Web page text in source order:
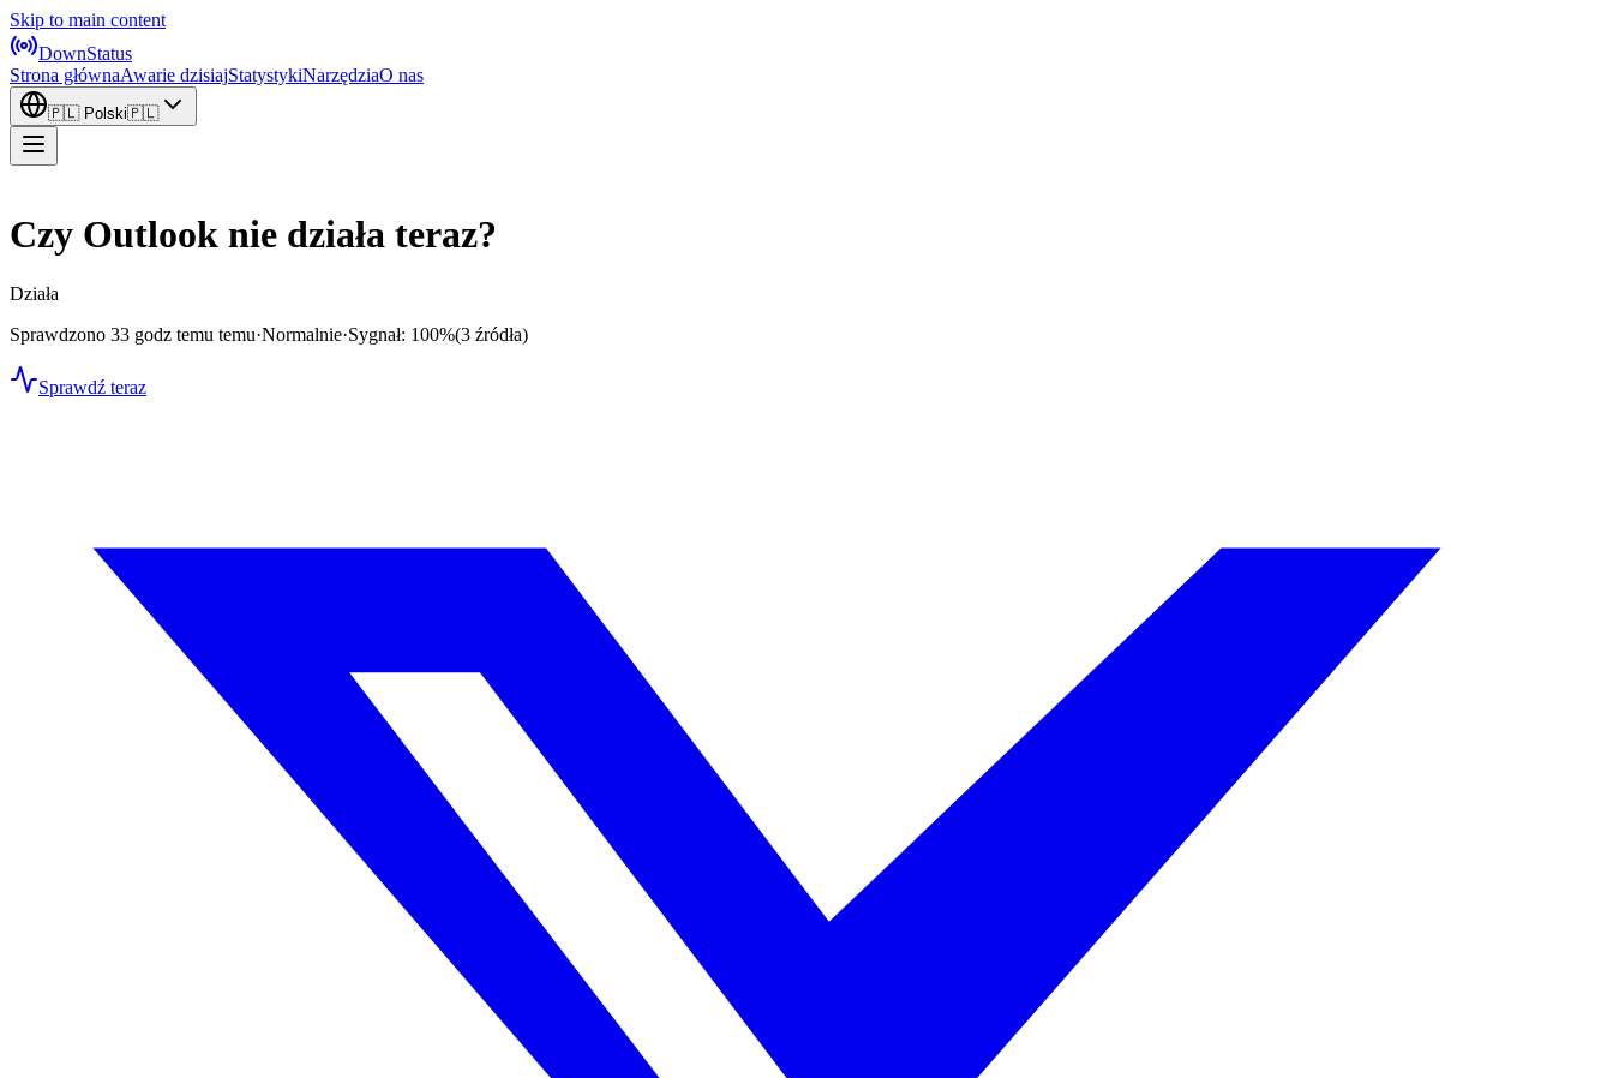
Skip to main content
DownStatus
Strona głównaAwarie dzisiajStatystykiNarzędziaO nas
🇵🇱 Polski🇵🇱
Czy Outlook nie działa teraz?
Działa
Sprawdzono 33 godz temu temu·Normalnie·Sygnał: 100%(3 źródła)
Sprawdź teraz